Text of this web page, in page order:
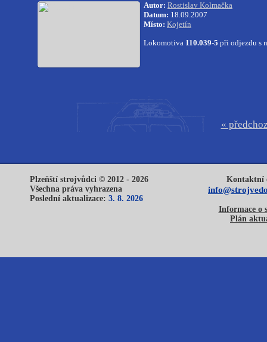
Autor: Rostislav Kolmačka
Datum: 18.09.2007
Místo: Kojetín
Lokomotiva 110.039-5 při odjezdu s
«
Plzeňští strojvůdci © 2012 - 2026
Všechna práva vyhrazena
Poslední aktualizace: 3. 8. 2026
Kontaktní
Informace o
Plán